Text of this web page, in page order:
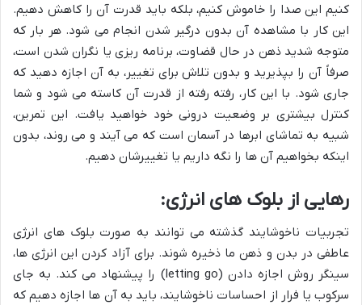
کنیم این صدا را خاموش کنیم، بلکه باید قدرت آن را کاهش دهیم.
این کار با مشاهده آن بدون درگیر شدن انجام می شود. هر بار که
متوجه شدید ذهن در حال قضاوت، برنامه ریزی یا نگران شدن است،
صرفاً آن را بپذیرید و بدون تلاش برای تغییر، به آن اجازه دهید که
جاری شود. با این کار، رفته رفته از قدرت آن کاسته می شود و شما
کنترل بیشتری بر وضعیت درونی خود خواهید یافت. این تمرین،
شبیه به تماشای ابرها در آسمان است که می آیند و می روند، بدون
اینکه بخواهیم آن ها را نگه داریم یا تغییرشان دهیم.
رهایی از بلوک های انرژی:
تجربیات ناخوشایند گذشته می توانند به صورت بلوک های انرژی
عاطفی در بدن و ذهن ما ذخیره شوند. برای آزاد کردن این انرژی ها،
سینگر روش اجازه دادن (letting go) را پیشنهاد می کند. به جای
سرکوب یا فرار از احساسات ناخوشایند، باید به آن ها اجازه دهیم که